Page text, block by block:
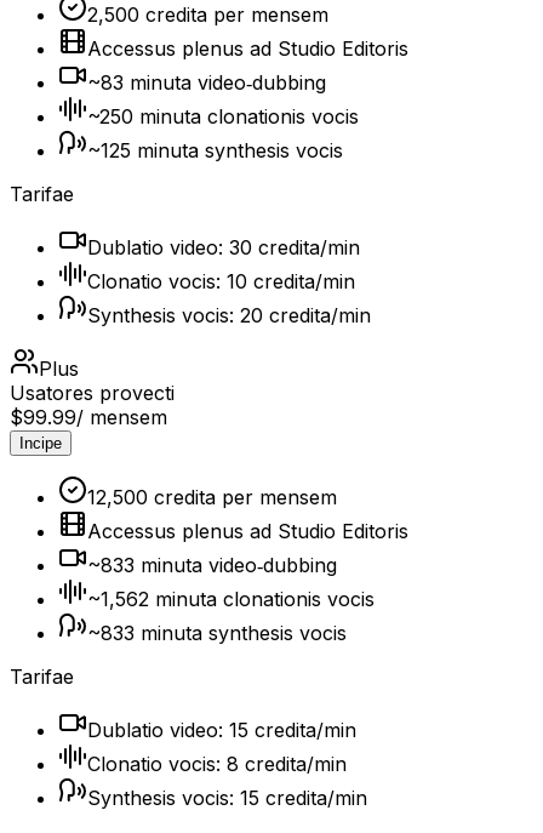
2,500 credita per mensem
Accessus plenus ad Studio Editoris
~83 minuta video‑dubbing
~250 minuta clonationis vocis
~125 minuta synthesis vocis
Tarifae
Dublatio video: 30 credita/min
Clonatio vocis: 10 credita/min
Synthesis vocis: 20 credita/min
Plus
Usatores provecti
$99.99/ mensem
Incipe
12,500 credita per mensem
Accessus plenus ad Studio Editoris
~833 minuta video‑dubbing
~1,562 minuta clonationis vocis
~833 minuta synthesis vocis
Tarifae
Dublatio video: 15 credita/min
Clonatio vocis: 8 credita/min
Synthesis vocis: 15 credita/min